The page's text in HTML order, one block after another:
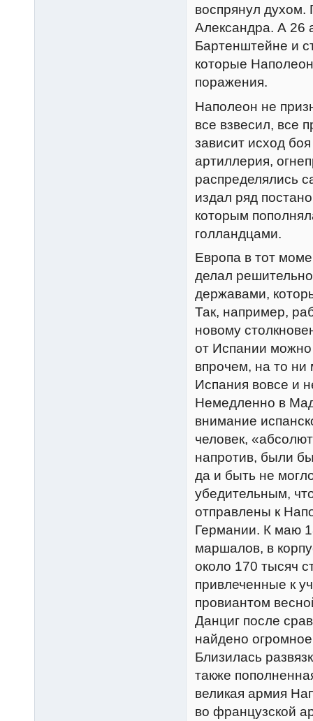
воспрянул
Александра. А 26
Бартенштейне и
которые
поражения.
Наполеон не
все взвесил, все
зависит исход
артиллерия,
распределялись
издал ряд
которым
голландцами.
Европа в тот
делал
державами,
Так, например,
новому
от Испании можно
впрочем, на то
Испания вовсе и
Немедленно в
внимание
человек,
напротив, были
да и быть не
убедительным,
отправлены к
Германии. К маю
маршалов, в
около 170 тысяч
привлеченные к
провиантом
Данциг после
найдено
Близилась
также
великая армия
во французской